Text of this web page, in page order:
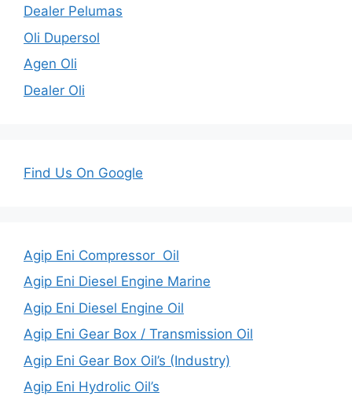
Dealer Pelumas
Oli Dupersol
Agen Oli
Dealer Oli
Find Us On Google
Agip Eni Compressor Oil
Agip Eni Diesel Engine Marine
Agip Eni Diesel Engine Oil
Agip Eni Gear Box / Transmission Oil
Agip Eni Gear Box Oil’s (Industry)
Agip Eni Hydrolic Oil’s